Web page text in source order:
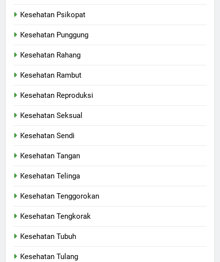
Kesehatan Psikopat
Kesehatan Punggung
Kesehatan Rahang
Kesehatan Rambut
Kesehatan Reproduksi
Kesehatan Seksual
Kesehatan Sendi
Kesehatan Tangan
Kesehatan Telinga
Kesehatan Tenggorokan
Kesehatan Tengkorak
Kesehatan Tubuh
Kesehatan Tulang